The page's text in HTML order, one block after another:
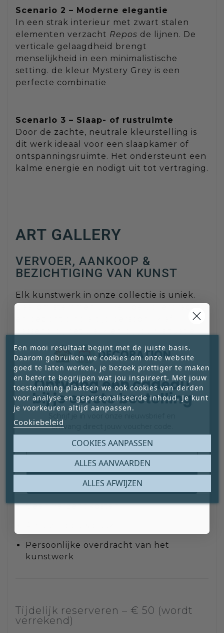
Scenario 2 – Moderne elegantie
In een strak interieur met zwart stalen
elementen verzacht Repos de lijnen. De
verticale gelaagdheid brengt
menselijkheid in een minimalistische
setting. de kleur Mystery Grey is een
perfecte combinatie
Scenario 3 – Slaap- of rustruimte
Door de zachte, neutrale kleurstelling is
dit werk ideaal voor een slaapkamer of
ontspanningsruimte. Het ondersteunt een
kalme energie en nodigt uit tot vertraging.
ART GALLERY
VERVOER, AANKOOP &
BEZICHTIGING VAN KUNST
Elk kunstwerk in onze collectie is uniek.
Daarom stemmen wij vervoer, overdracht
Bij de aankoopknop kun je kiezen uit de
onderstaande opties:
Rechtstreeks kopen & afhalen
Wil je direct kopen? Dan kun je het
kunstwerk rechtstreeks afrekenen en zelf
afhalen bij Pot Interieur in Axel.
Geen verzendkosten
Persoonlijke overdracht van het
kunstwerk
Tijdelijk reserveren – € 50 (wordt
verrekend)
Een mooi resultaat begint met de juiste basis.
Daarom gebruiken we cookies om onze website
goed te laten werken, je bezoek prettiger te maken
en beter te begrijpen wat jou inspireert. Met jouw
toestemming plaatsen we ook cookies van derden
voor analyse en gepersonaliseerde inhoud. Je kunt
je voorkeuren altijd aanpassen.
Cookiebeleid
COOKIES AANPASSEN
ALLES AFWIJZEN
ALLES AANVAARDEN
Ontvang een cadeau
bij je eerste bestelling
ontvang direct jouw voucher code.
Claim mijn gratis cadeau